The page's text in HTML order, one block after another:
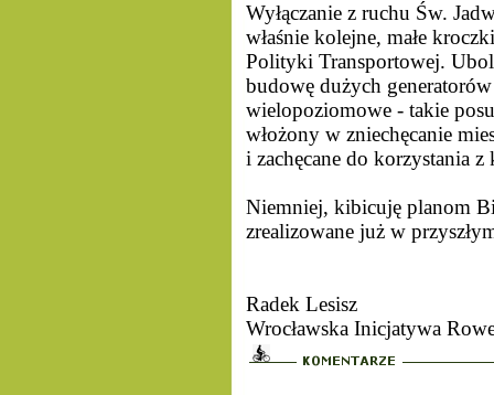
Wyłączanie z ruchu Św.
właśnie kolejne, małe
Polityki Transportowej.
budowę dużych
wielopoziomowe - takie
włożony w zniechęcanie
i zachęcane do korzystania
Niemniej, kibicuję planom
zrealizowane już w
Radek Lesisz
Wrocławska Inicjatywa